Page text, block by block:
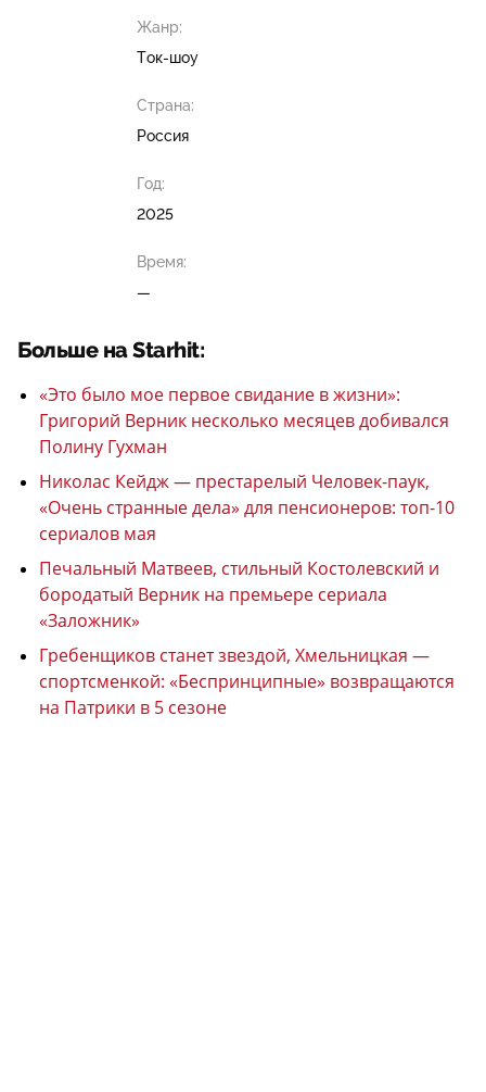
Жанр:
Ток-шоу
Страна:
Россия
Год:
2025
Время:
—
Больше на Starhit:
«Это было мое первое свидание в жизни»:
Григорий Верник несколько месяцев добивался
Полину Гухман
Николас Кейдж — престарелый Человек-паук,
«Очень странные дела» для пенсионеров: топ-10
сериалов мая
Печальный Матвеев, стильный Костолевский и
бородатый Верник на премьере сериала
«Заложник»
Гребенщиков станет звездой, Хмельницкая —
спортсменкой: «Беспринципные» возвращаются
на Патрики в 5 сезоне